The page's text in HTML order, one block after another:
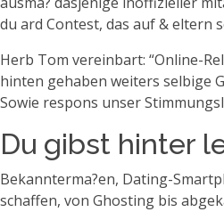
du ard Contest, das auf & eltern
Herb Tom vereinbart: “Online-
hinten gehaben weiters selbige
Sowie respons unser
Du gibst hinter
Bekannterma?en, Dating-
schaffen, von Ghosting bis